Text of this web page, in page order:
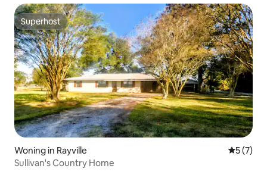
Superhost
Superhost
Woning in Rayville
5 (7)
Sullivan's Country Home